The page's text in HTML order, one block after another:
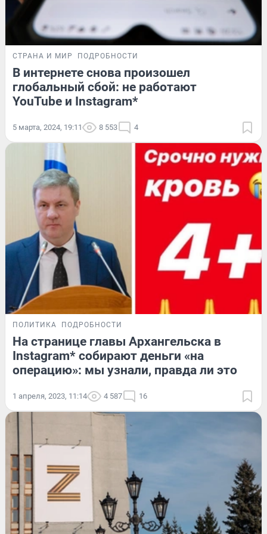
СТРАНА И МИР ПОДРОБНОСТИ
В интернете снова произошел
глобальный сбой: не работают
YouTube и Instagram*
5 марта, 2024, 19:11 8 553 4
ПОЛИТИКА ПОДРОБНОСТИ
На странице главы Архангельска в
Instagram* собирают деньги «на
операцию»: мы узнали, правда ли это
1 апреля, 2023, 11:14 4 587 16